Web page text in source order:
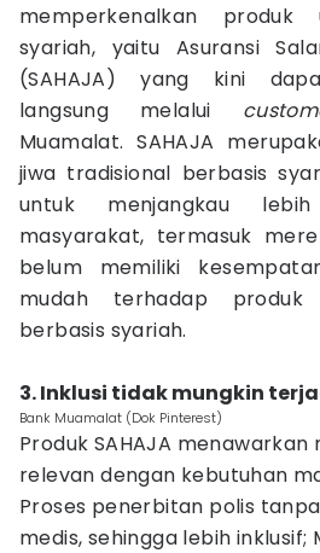
memperkenalkan produk
syariah, yaitu Asuransi
(SAHAJA) yang kini
langsung melalui
Muamalat. SAHAJA
jiwa tradisional berbasis
untuk menjangkau
masyarakat, termasuk
belum memiliki
mudah terhadap produk
berbasis syariah.
3. Inklusi tidak mungkin
Bank Muamalat (Dok Pinterest)
Produk SAHAJA
relevan dengan kebutuhan
Proses penerbitan polis
medis, sehingga lebih inklusif;